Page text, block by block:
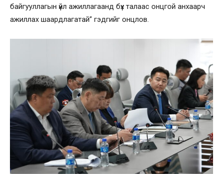
байгууллагын үйл ажиллагаанд бүх талаас онцгой анхаарч
ажиллах шаардлагатай” гэдгийг онцлов.